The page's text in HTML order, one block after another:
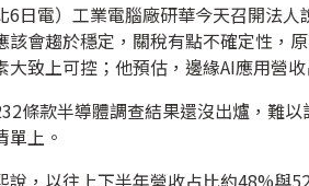
6日電）工業電腦廠研華今天召開法
該會趨於穩定，關稅有點不確定性，
大致上可控；他預估，邊緣AI應用營
條款半導體調查結果還沒出爐，難
單上。